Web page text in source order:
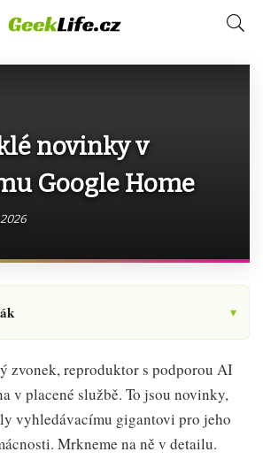
novinky v
Google Home
▾
zvonek, reproduktor s podporou AI
v placené službě. To jsou novinky,
vyhledávacímu gigantovi pro jeho
Mrkneme na ně v detailu.